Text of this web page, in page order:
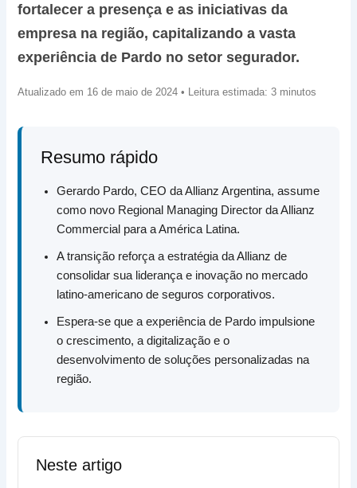
fortalecer a presença e as iniciativas da
empresa na região, capitalizando a vasta
experiência de Pardo no setor segurador.
Atualizado em 16 de maio de 2024 • Leitura estimada: 3 minutos
Resumo rápido
Gerardo Pardo, CEO da Allianz Argentina, assume
como novo Regional Managing Director da Allianz
Commercial para a América Latina.
A transição reforça a estratégia da Allianz de
consolidar sua liderança e inovação no mercado
latino-americano de seguros corporativos.
Espera-se que a experiência de Pardo impulsione
o crescimento, a digitalização e o
desenvolvimento de soluções personalizadas na
região.
Neste artigo